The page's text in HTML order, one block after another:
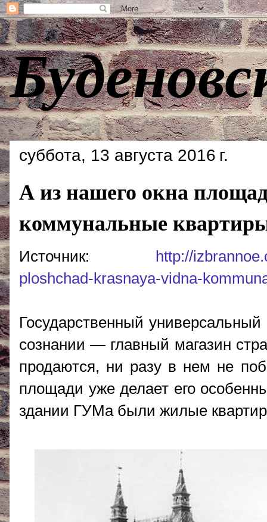
суббота, 13 августа 2016 г.
А из нашего окна
коммунальные
Источник: http://
ploshchad-krasnaya-vidna-
Государственный
сознании — главный магазин
продаются, ни разу в нем не
площади уже делает его
здании ГУМа были жилые